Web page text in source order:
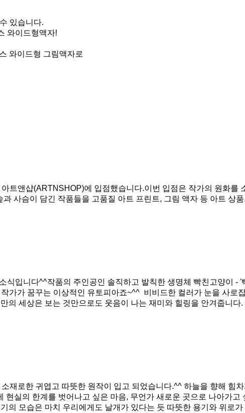
있습니다.
와이드형액자!
와이드형 그림액자로
트앤샵(ARTNSHOP)에 입점했습니다.이번 입점은 작가의 원화를
사슴이 담긴 작품들을 고품질 아트 프린트, 그림 액자 등 아트 상
입니다^^작품의 주인공인 솔직하고 발칙한 생명체 빡친고양이 -
가가 꿈꾸는 이상적인 유토피아죠~^^ 비비드한 컬러가 눈을 사로
의 세상은 보는 것만으로도 웃음이 나는 재미와 힐링을 안겨줍니
재로한 귀엽고 따뜻한 원작이 입고 되었습니다.^^ 하늘을 향해 힘
실의 한계를 벗어나고 싶은 마음, 무언가 새로운 곳으로 나아가
의 모습은 마치 우리에게도 날개가 있다는 듯 따뜻한 용기와 위로